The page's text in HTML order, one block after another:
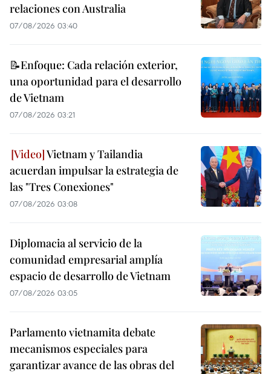
relaciones con Australia
07/08/2026 03:40
📝Enfoque: Cada relación exterior,
una oportunidad para el desarrollo
de Vietnam
07/08/2026 03:21
Vietnam y Tailandia
acuerdan impulsar la estrategia de
las "Tres Conexiones"
07/08/2026 03:08
Diplomacia al servicio de la
comunidad empresarial amplía
espacio de desarrollo de Vietnam
07/08/2026 03:05
Parlamento vietnamita debate
mecanismos especiales para
garantizar avance de las obras del